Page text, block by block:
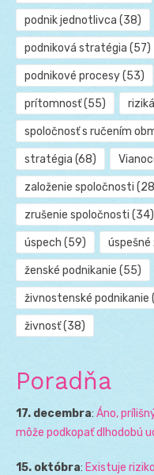
podnik jednotlivca (38)
podniková stratégia (57)
podnikové procesy(53)
prítomnosť(55) riziká
spoločnosť s ručením
stratégia (68)
založenie spoločnosti
zrušenie spoločnosti (34)
úspech (59) úspešné
ženské podnikanie (55)
živnostenské podnikanie
živnosť(38)
Poradňa
17. decembra: Áno,
môže podkopať dlhodobú
15. októbra: Existuje